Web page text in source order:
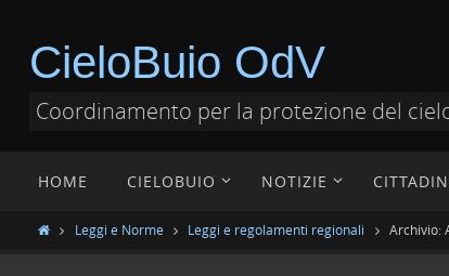
CieloBuio OdV
Coordinamento per la protezione del
HOME CIELOBUIO NOTIZIE
Leggi e Norme Leggi e regolamenti regionali Archivio: